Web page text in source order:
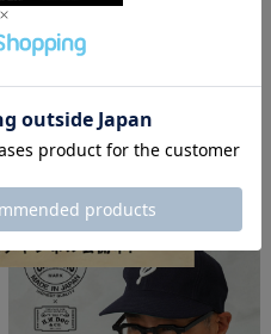
実物 新品 デッドストック フランス軍 バ
ミューダショーツ KHAKI / ショートパ
タリー
4.9（23件